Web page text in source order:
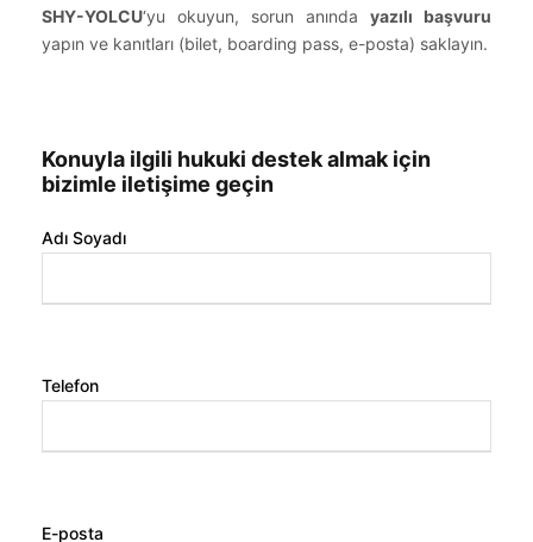
SHY-YOLCU‘yu okuyun, sorun anında yazılı başvuru
yapın ve kanıtları (bilet, boarding pass, e-posta) saklayın.
Konuyla ilgili hukuki destek almak için
bizimle iletişime geçin
Adı Soyadı
Telefon
E-posta